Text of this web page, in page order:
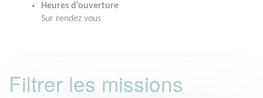
Heures d'ouverture
Sur rendez vous
Filtrer les missions